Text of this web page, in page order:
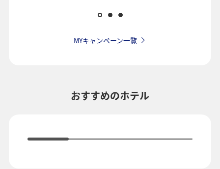
MYキャンペーン一覧
おすすめのホテル